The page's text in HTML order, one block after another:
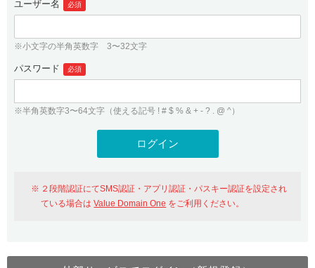
.jpドメインバックオーダー
プレミアムドメイン
人気ドメインの種類
WHOIS検索
紹介制度
バリュードメインAPI
ドメイン・ホスティングOEM
ログイン
従来のバリュードメインをご利用希望の方
Value Domainにログイン
おすすめ One レンタルサーバーを含む最新の機能を使う方
ユーザー登録
ユーザー名 必須
※小文字の半角英数字 3〜32文字
パスワード 必須
※半角英数字3〜64文字（使える記号 ! # $ % & + - ? . @ ^）
２段階認証にてSMS認証・アプリ認証・パスキー認証を設定され
ている場合はValue Domain One をご利用ください。